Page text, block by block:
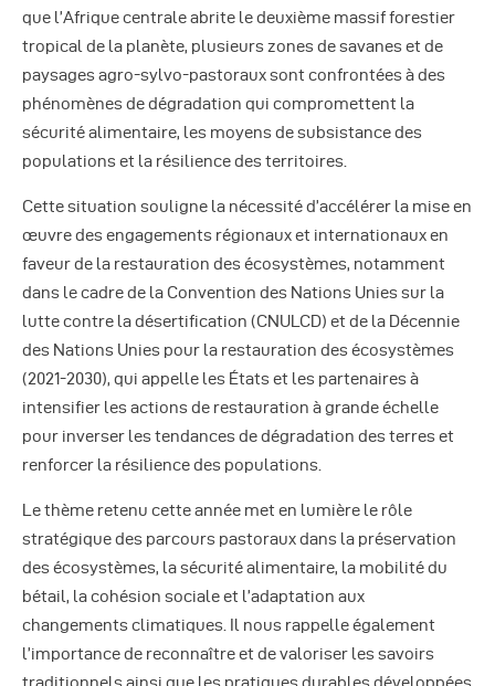
que l’Afrique centrale abrite le deuxième massif forestier
tropical de la planète, plusieurs zones de savanes et de
paysages agro-sylvo-pastoraux sont confrontées à des
phénomènes de dégradation qui compromettent la
sécurité alimentaire, les moyens de subsistance des
populations et la résilience des territoires.
Cette situation souligne la nécessité d’accélérer la mise en
œuvre des engagements régionaux et internationaux en
faveur de la restauration des écosystèmes, notamment
dans le cadre de la Convention des Nations Unies sur la
lutte contre la désertification (CNULCD) et de la Décennie
des Nations Unies pour la restauration des écosystèmes
(2021-2030), qui appelle les États et les partenaires à
intensifier les actions de restauration à grande échelle
pour inverser les tendances de dégradation des terres et
renforcer la résilience des populations.
Le thème retenu cette année met en lumière le rôle
stratégique des parcours pastoraux dans la préservation
des écosystèmes, la sécurité alimentaire, la mobilité du
bétail, la cohésion sociale et l’adaptation aux
changements climatiques. Il nous rappelle également
l’importance de reconnaître et de valoriser les savoirs